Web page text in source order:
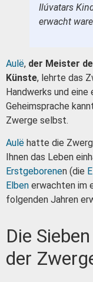
Ilúvatars
erwacht
Aulë, der Meister
Künste, lehrte das
Handwerks und eine
Geheimsprache
Zwerge selbst.
Aulë hatte die
Ihnen das Leben
Erstgeborenen (die
Elben erwachten im
folgenden Jahren
Die
der